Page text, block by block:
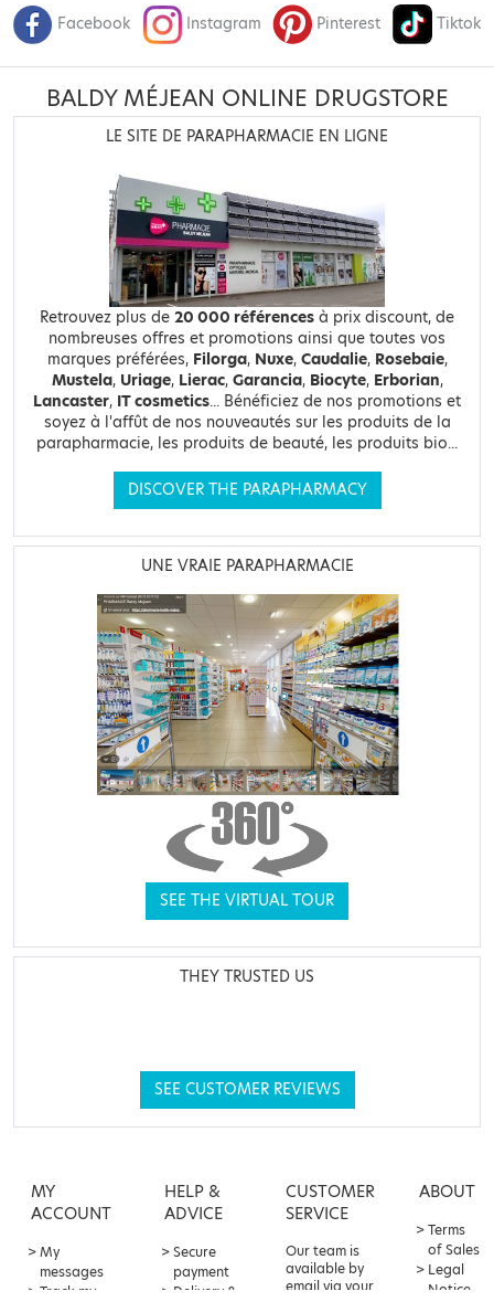
Facebook Instagram Pinterest Tiktok
BALDY MÉJEAN ONLINE DRUGSTORE
LE SITE DE PARAPHARMACIE EN LIGNE
Retrouvez plus de 20 000 références à prix discount, de
nombreuses offres et promotions ainsi que toutes vos
marques préférées, Filorga, Nuxe, Caudalie, Rosebaie,
Mustela, Uriage, Lierac, Garancia, Biocyte, Erborian,
Lancaster, IT cosmetics... Bénéficiez de nos promotions et
soyez à l'affût de nos nouveautés sur les produits de la
parapharmacie, les produits de beauté, les produits bio...
DISCOVER THE PARAPHARMACY
UNE VRAIE PARAPHARMACIE
SEE THE VIRTUAL TOUR
THEY TRUSTED US
SEE CUSTOMER REVIEWS
MY
ACCOUNT
My
messages
Track my
HELP &
ADVICE
Secure
payment
Delivery &
CUSTOMER
SERVICE
Our team is
available by
email via your
ABOUT
Terms
of Sales
Legal
Notice